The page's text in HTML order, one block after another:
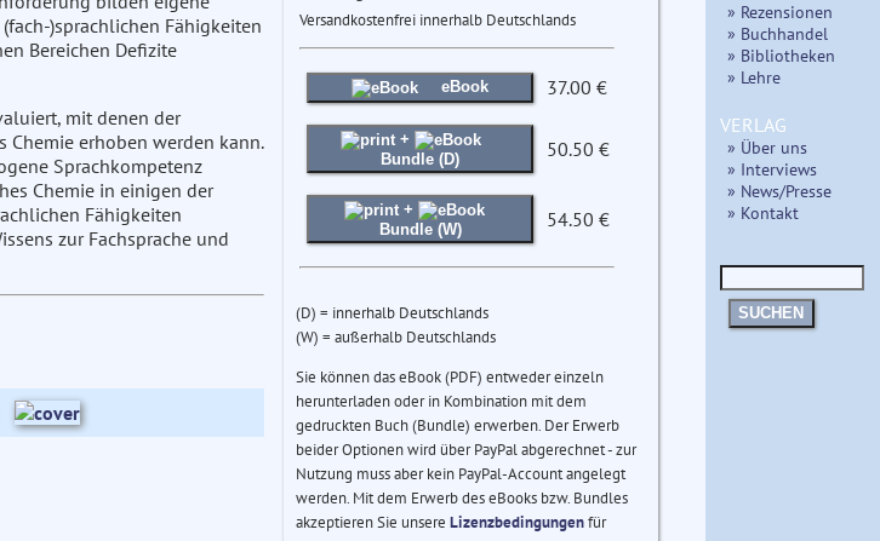
)sprachlichen Fähigkeiten
Bereichen Defizite
mit denen der
Chemie erhoben werden kann.
Sprachkompetenz
Chemie in einigen der
Fähigkeiten
zur Fachsprache und
Versandkostenfrei innerhalb Deutschlands
eBook 37.00 €
+
Bundle (D)
50.50 €
+
Bundle (W)
54.50 €
(D) = innerhalb Deutschlands
(W) = außerhalb Deutschlands
Sie können das eBook (PDF) entweder einzeln
herunterladen oder in Kombination mit dem
gedruckten Buch (Bundle) erwerben. Der Erwerb
beider Optionen wird über PayPal abgerechnet - zur
Nutzung muss aber kein PayPal-Account angelegt
werden. Mit dem Erwerb des eBooks bzw. Bundles
akzeptieren Sie unsere Lizenzbedingungenfür
» Rezensionen
» Buchhandel
» Bibliotheken
» Lehre
VERLAG
» Über uns
» Interviews
» News/Presse
» Kontakt
SUCHEN